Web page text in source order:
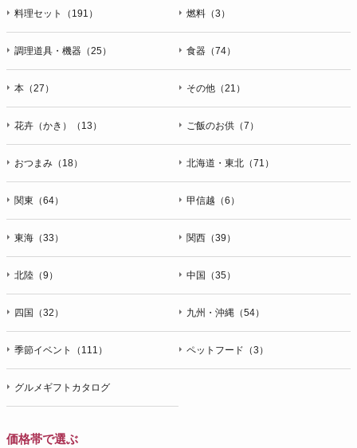
料理セット（191） 燃料（3）
調理道具・機器（25） 食器（74）
本（27） その他（21）
花卉（かき）（13） ご飯のお供（7）
おつまみ（18） 北海道・東北（71）
関東（64） 甲信越（6）
東海（33） 関西（39）
北陸（9） 中国（35）
四国（32） 九州・沖縄（54）
季節イベント（111） ペットフード（3）
グルメギフトカタログ
価格帯で選ぶ